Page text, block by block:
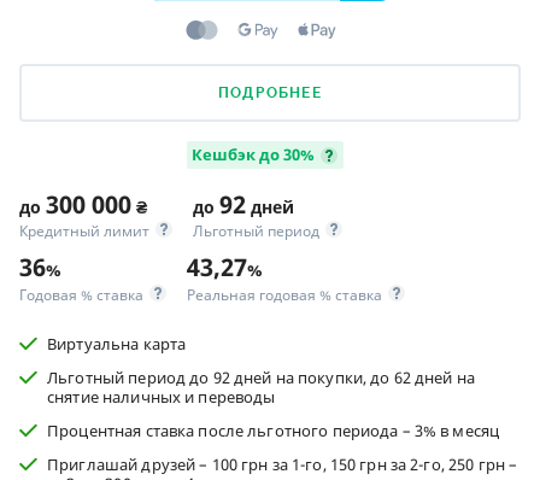
ПОДРОБНЕЕ
Кешбэк до 30%
до 300 000 ₴
Кредитный лимит
до 92 дней
Льготный период
36%
Годовая % ставка
43,27%
Реальная годовая % ставка
Виртуальна карта
Льготный период до 92 дней на покупки, до 62 дней на
снятие наличных и переводы
Процентная ставка после льготного периода – 3% в месяц
Приглашай друзей – 100 грн за 1-го, 150 грн за 2-го, 250 грн –